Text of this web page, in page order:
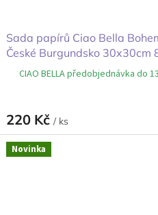
Sada papírů Ciao Bella
České Burgundsko 30x30cm
CIAO BELLA předobjednávka do
220 Kč/ ks
Novinka